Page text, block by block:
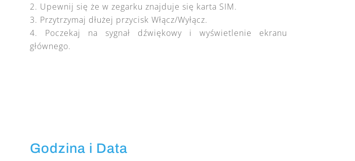
Upewnij się że w zegarku znajduje się karta SIM.
Przytrzymaj dłużej przycisk Włącz/Wyłącz.
Poczekaj na sygnał dźwiękowy i wyświetlenie ekranu
głównego.
Godzina i Data